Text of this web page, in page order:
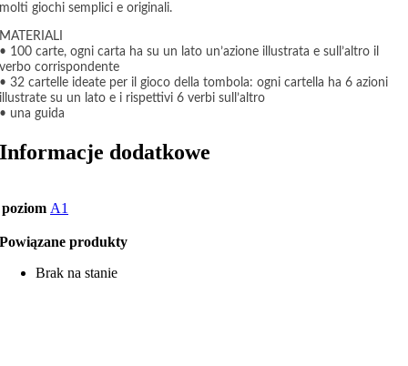
molti giochi semplici e originali.
MATERIALI
• 100 carte, ogni carta ha su un lato un’azione illustrata e sull’altro il
verbo corrispondente
• 32 cartelle ideate per il gioco della tombola: ogni cartella ha 6 azioni
illustrate su un lato e i rispettivi 6 verbi sull’altro
• una guida
Informacje dodatkowe
poziom A1
Powiązane produkty
Brak na stanie